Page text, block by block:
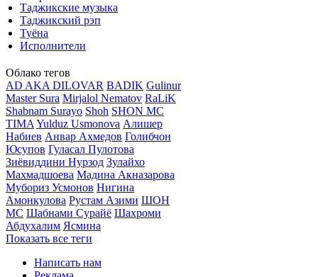
Таджикские музыка
Таджикский рэп
Туёна
Исполнители
Облако тегов
AD AKA DILOVAR BADIK Gulinur
Master Sura Mirjalol Nematov RaLiK
Shabnam Surayo Shoh SHON MC
TIMA Yulduz Usmonova Алишер
Набиев Анвар Ахмедов Голибчон
Юсупов Гуласал Пулотова
Зиёвиддини Нурзод Зулайхо
Махмадшоева Мадина Акназарова
Мубориз Усмонов Нигина
Амонкулова Рустам Азими ШОН
МС Шабнами Сурайё Шахроми
Абдухалим Ясмина
Показать все теги
Написать нам